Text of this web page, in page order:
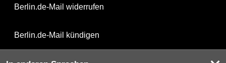
Berlin.de-Mail widerrufen
Berlin.de-Mail kündigen